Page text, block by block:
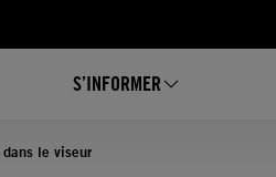
S’INFORMER
le viseur